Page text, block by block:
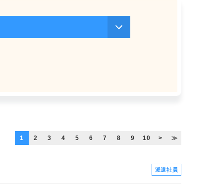
1 2 3 4 5 6 7 8 9 10 > ≫
派遣社員